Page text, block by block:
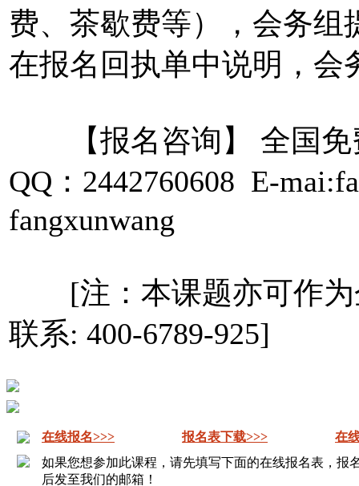
费、茶歇费等），会务组
在报名回执单中说明，会
【报名咨询】 全国免
QQ：2442760608 E-
fangxunwang
[注：本课题亦可作为
联系: 400-6789-925]
在线报名>>> 报名表下载>>>
在
如果您想参加此课程，请先填写下面的在线报名表，报
后发至我们的邮箱！